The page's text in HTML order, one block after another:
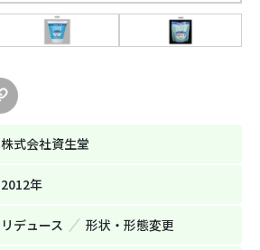
株式会社資生堂
2012年
リデュース 形状‧形態変更